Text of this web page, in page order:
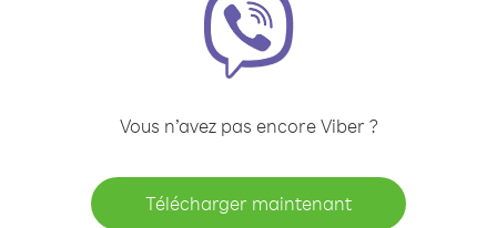
Vous n’avez pas encore Viber ?
Télécharger maintenant